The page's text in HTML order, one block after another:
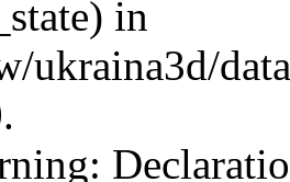
in
ukraina3d/